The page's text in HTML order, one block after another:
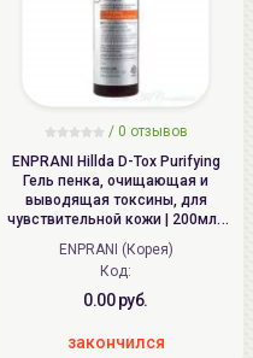
/ 0 отзывов
ENPRANI Hillda D-Tox Purifying
Гель пенка, очищающая и
выводящая токсины, для
чувствительной кожи | 200мл |
Hillda D-Tox Purifying Sensitive
Care Mild Gel Foam
ENPRANI (Корея)
Код:
0.00 руб.
закончился